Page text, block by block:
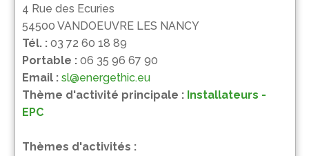
4 Rue des Ecuries
54500 VANDOEUVRE LES NANCY
Tél. : 03 72 60 18 89
Portable : 06 35 96 67 90
Email : sl@energethic.eu
Thème d'activité principale : Installateurs -
EPC
Thèmes d'activités :